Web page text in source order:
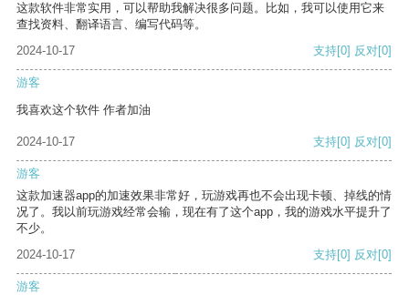
这款软件非常实用，可以帮助我解决很多问题。比如，我可以使用它来
查找资料、翻译语言、编写代码等。
2024-10-17
支持[0] 反对[0]
游客
我喜欢这个软件 作者加油
2024-10-17 支持[0] 反对[0]
游客
这款加速器app的加速效果非常好，玩游戏再也不会出现卡顿、掉线的情
况了。我以前玩游戏经常会输，现在有了这个app，我的游戏水平提升了
不少。
2024-10-17
支持[0] 反对[0]
游客